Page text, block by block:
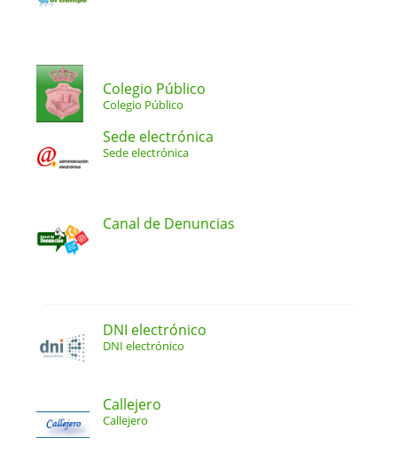
Colegio Público
Colegio Público
Sede electrónica
Sede electrónica
Canal de Denuncias
DNI electrónico
DNI electrónico
Callejero
Callejero